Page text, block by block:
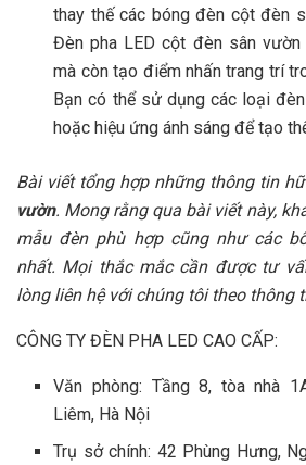
thay thế các bóng đèn cột đèn
Đèn pha LED cột đèn sân vườn
mà còn tạo điểm nhấn trang trí
Bạn có thể sử dụng các loại
hoặc hiệu ứng ánh sáng để tạo
Bài viết tổng hợp những thông tin
vườn. Mong rằng qua bài viết này,
mẫu đèn phù hợp cũng như các
nhất. Mọi thắc mắc cần được tư
lòng liên hệ với chúng tôi theo thông
CÔNG TY ĐÈN PHA LED CAO CẤP:
Văn phòng: Tầng 8, tòa nhà
Liêm, Hà Nội
Trụ sở chính: 42 Phùng Hưng,